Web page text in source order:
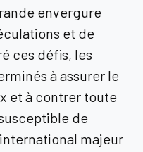
envergure
et de
ces défis, les
à assurer le
et à contrer toute
de
majeur